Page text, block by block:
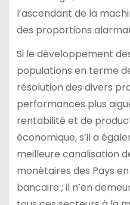
l’ascendant de la
des proportions
Si le développement
populations en terme
résolution des divers
performances plus
rentabilité et de
économique, s’il a
meilleure canalisation
monétaires des Pays
bancaire ; il n’en